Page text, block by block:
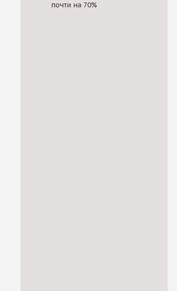
почти на 70%